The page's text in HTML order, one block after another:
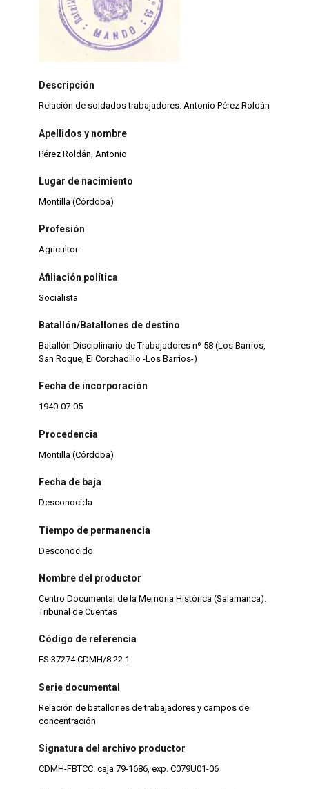
Descripción
Relación de soldados trabajadores: Antonio Pérez Roldán
Apellidos y nombre
Pérez Roldán, Antonio
Lugar de nacimiento
Montilla (Córdoba)
Profesión
Agricultor
Afiliación política
Socialista
Batallón/Batallones de destino
Batallón Disciplinario de Trabajadores nº 58 (Los Barrios,
San Roque, El Corchadillo -Los Barrios-)
Fecha de incorporación
1940-07-05
Procedencia
Montilla (Córdoba)
Fecha de baja
Desconocida
Tiempo de permanencia
Desconocido
Nombre del productor
Centro Documental de la Memoria Histórica (Salamanca).
Tribunal de Cuentas
Código de referencia
ES.37274.CDMH/8.22.1
Serie documental
Relación de batallones de trabajadores y campos de
concentración
Signatura del archivo productor
CDMH-FBTCC. caja 79-1686, exp. C079U01-06